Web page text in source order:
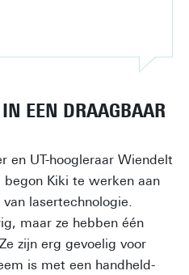
EEN DRAAGBAAR
en UT-hoogleraar Wiendelt
begon Kiki te werken aan
lasertechnologie.
maar ze hebben één
zijn erg gevoelig voor
is met een handheld-